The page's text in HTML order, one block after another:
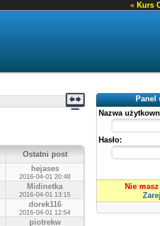
« Kurs
Panel
Nazwa
Hasło:
Nie
Ostatni post
hejases
2016-04-01 20:48
Midinetka
2016-04-01 13:15
dorek116
2016-04-01 12:54
piotrekw